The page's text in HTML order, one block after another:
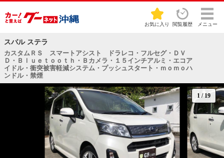
お気に入り 閲覧履歴 メニュー
スバル ステラ
カスタムＲＳ スマートアシスト ドラレコ・フルセグ・ＤＶ
Ｄ・Ｂｌｕｅｔｏｏｔｈ・Ｂカメラ・１５インチアルミ・エコア
イドル・衝突被害軽減システム・プッシュスタート・ｍｏｍｏハ
ンドル・禁煙
1 /19